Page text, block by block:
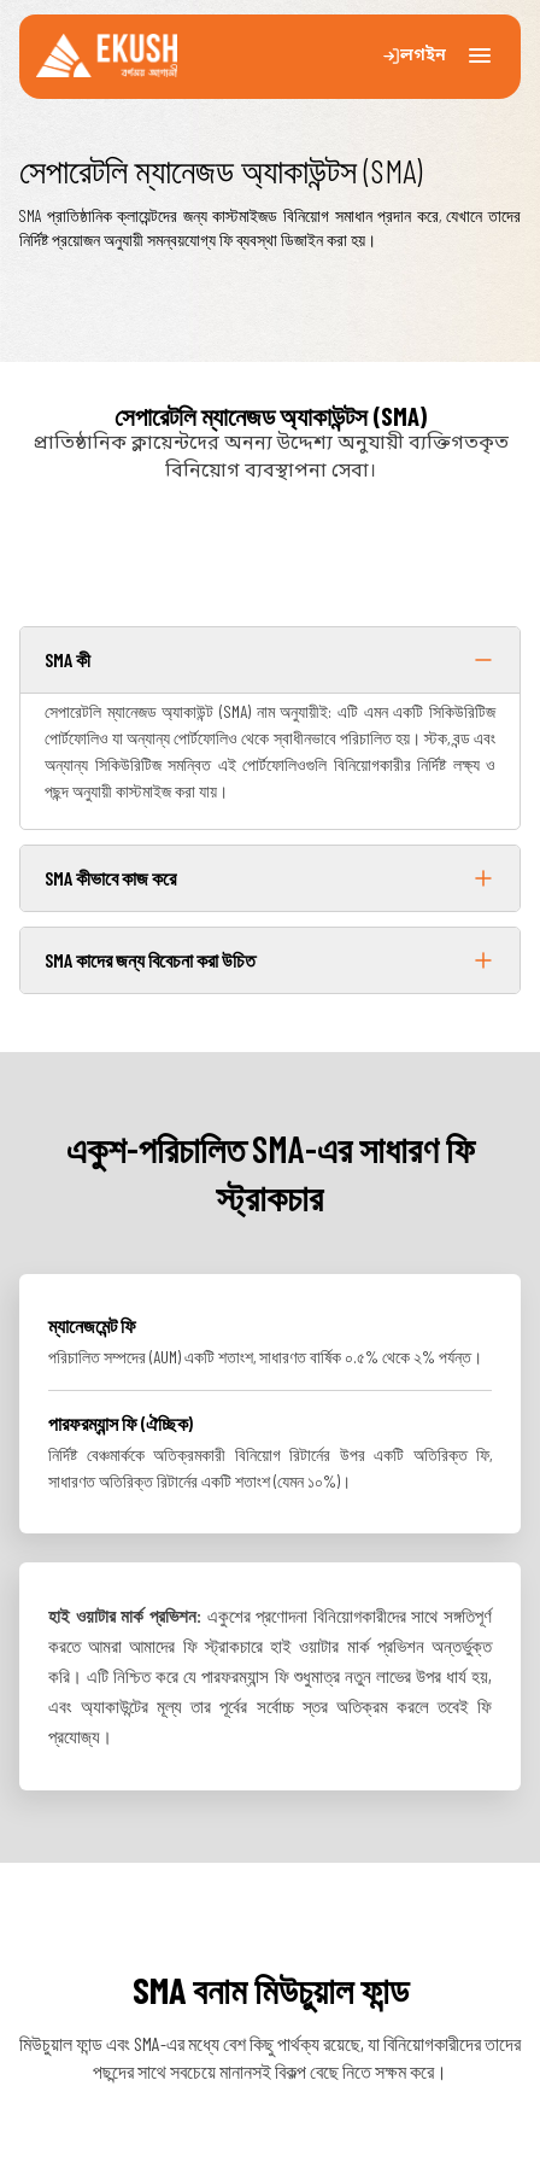
লগইন
Menu
একুশ
টুলস
প্রবন্ধ
বিনিয়োগকারী
সেপারেটলি ম্যানেজড অ্যাকাউন্টস (SMA)
SMA প্রাতিষ্ঠানিক ক্লায়েন্টদের জন্য কাস্টমাইজড বিনিয়োগ সমাধান প্রদান করে, যেখানে তাদের
নির্দিষ্ট প্রয়োজন অনুযায়ী সমন্বয়যোগ্য ফি ব্যবস্থা ডিজাইন করা হয়।
সেপারেটলি ম্যানেজড অ্যাকাউন্টস (SMA)
প্রাতিষ্ঠানিক ক্লায়েন্টদের অনন্য উদ্দেশ্য অনুযায়ী ব্যক্তিগতকৃত
বিনিয়োগ ব্যবস্থাপনা সেবা।
SMA কী
সেপারেটলি ম্যানেজড অ্যাকাউন্ট (SMA) নাম অনুযায়ীই: এটি এমন একটি সিকিউরিটিজ
পোর্টফোলিও যা অন্যান্য পোর্টফোলিও থেকে স্বাধীনভাবে পরিচালিত হয়। স্টক, বন্ড এবং
অন্যান্য সিকিউরিটিজ সমন্বিত এই পোর্টফোলিওগুলি বিনিয়োগকারীর নির্দিষ্ট লক্ষ্য ও
পছন্দ অনুযায়ী কাস্টমাইজ করা যায়।
SMA কীভাবে কাজ করে
SMA কাদের জন্য বিবেচনা করা উচিত
একুশ-পরিচালিত SMA-এর সাধারণ ফি
স্ট্রাকচার
ম্যানেজমেন্ট ফি
পরিচালিত সম্পদের (AUM) একটি শতাংশ, সাধারণত বার্ষিক ০.৫% থেকে ২% পর্যন্ত।
পারফরম্যান্স ফি (ঐচ্ছিক)
নির্দিষ্ট বেঞ্চমার্ককে অতিক্রমকারী বিনিয়োগ রিটার্নের উপর একটি অতিরিক্ত ফি,
সাধারণত অতিরিক্ত রিটার্নের একটি শতাংশ (যেমন ১০%)।
হাই ওয়াটার মার্ক প্রভিশন: একুশের প্রণোদনা বিনিয়োগকারীদের সাথে সঙ্গতিপূর্ণ
করতে আমরা আমাদের ফি স্ট্রাকচারে হাই ওয়াটার মার্ক প্রভিশন অন্তর্ভুক্ত
করি। এটি নিশ্চিত করে যে পারফরম্যান্স ফি শুধুমাত্র নতুন লাভের উপর ধার্য হয়,
এবং অ্যাকাউন্টের মূল্য তার পূর্বের সর্বোচ্চ স্তর অতিক্রম করলে তবেই ফি
প্রযোজ্য।
SMA বনাম মিউচুয়াল ফান্ড
মিউচুয়াল ফান্ড এবং SMA-এর মধ্যে বেশ কিছু পার্থক্য রয়েছে, যা বিনিয়োগকারীদের তাদের
পছন্দের সাথে সবচেয়ে মানানসই বিকল্প বেছে নিতে সক্ষম করে।